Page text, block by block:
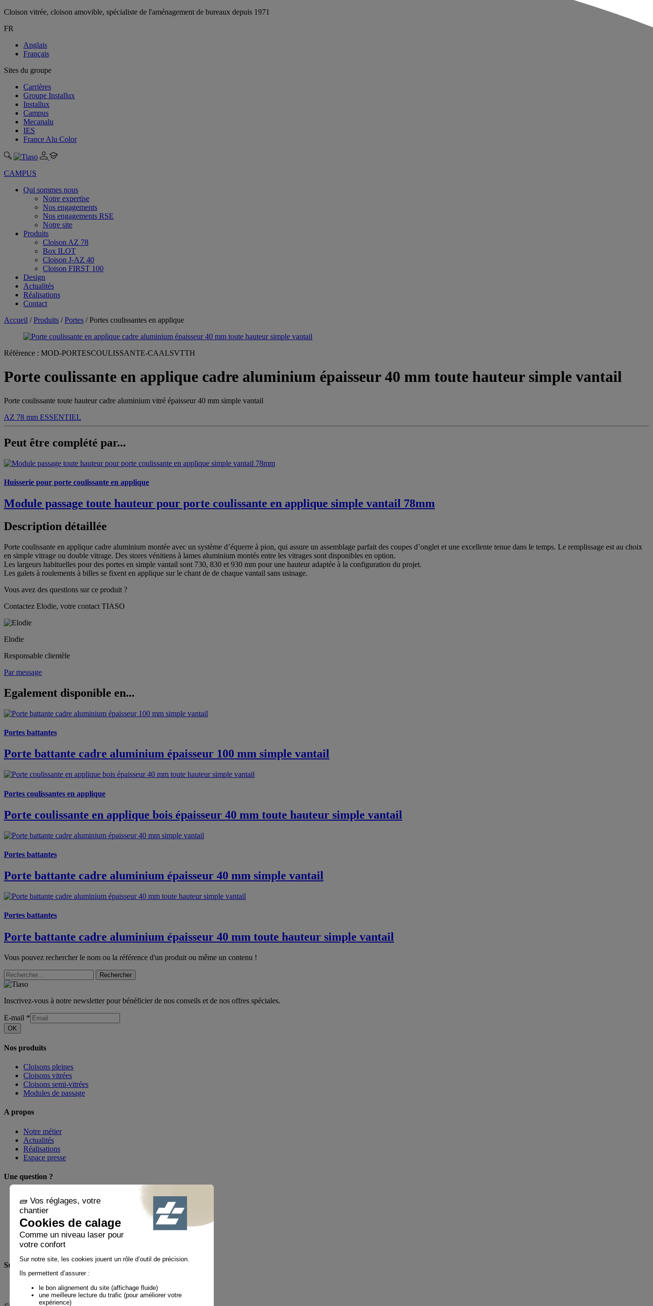
Cloison vitrée, cloison amovible, spécialiste de l'aménagement de bureaux depuis 1971
FR
Anglais
Français
Sites du groupe
Carrières
Groupe Installux
Installux
Campus
Mecanalu
IES
France Alu Color
CAMPUS
Qui sommes nous
Notre expertise
Nos engagements
Nos engagements RSE
Notre site
Produits
Cloison AZ 78
Box ILOT
Cloison J-AZ 40
Cloison FIRST 100
Design
Actualités
Réalisations
Contact
Accueil /Produits /Portes / Portes coulissantes en applique
Référence : MOD-PORTESCOULISSANTE-CAALSVTTH
Porte coulissante en applique cadre aluminium épaisseur 40 mm toute hauteur simple vantail
Porte coulissante toute hauteur cadre aluminium vitré épaisseur 40 mm simple vantail
AZ 78 mm ESSENTIEL
Peut être complété par...
Huisserie pour porte coulissante en applique
Module passage toute hauteur pour porte coulissante en applique simple vantail 78mm
Description détaillée
Porte coulissante en applique cadre aluminium montée avec un système d’équerre à pion, qui assure un assemblage parfait des coupes d’onglet et une excellente tenue dans le temps. Le remplissage est au choix
en simple vitrage ou double vitrage. Des stores vénitiens à lames aluminium montés entre les vitrages sont disponibles en option.
Les largeurs habituelles pour des portes en simple vantail sont 730, 830 et 930 mm pour une hauteur adaptée à la configuration du projet.
Les galets à roulements à billes se fixent en applique sur le chant de de chaque vantail sans usinage.
Vous avez des questions sur ce produit ?
Contactez Elodie, votre contact TIASO
Elodie
Responsable clientèle
Par message
Egalement disponible en...
Portes battantes
Porte battante cadre aluminium épaisseur 100 mm simple vantail
Portes coulissantes en applique
Porte coulissante en applique bois épaisseur 40 mm toute hauteur simple vantail
Portes battantes
Porte battante cadre aluminium épaisseur 40 mm simple vantail
Portes battantes
Porte battante cadre aluminium épaisseur 40 mm toute hauteur simple vantail
Vous pouvez rechercher le nom ou la référence d'un produit ou même un contenu !
Rechercher
Inscrivez-vous à notre newsletter pour bénéficier de nos conseils et de nos offres spéciales.
E-mail *
OK
Nos produits
Cloisons pleines
Cloisons vitrées
Cloisons semi-vitrées
Modules de passage
A propos
Notre métier
Actualités
Réalisations
Espace presse
Une question ?
Contact
Mon compte
Par téléphone au 01 60 21 44 60 *
Suivez-nous !